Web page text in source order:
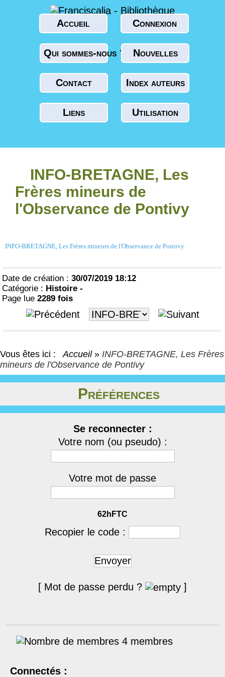
Accueil Connexion
Qui sommes-nous ? Nouvelles
Contact Index auteurs
Liens Utilisation
INFO-BRETAGNE, Les
Frères mineurs de
l'Observance de Pontivy
INFO-BRETAGNE, Les Frères mineurs de l'Observance de Pontivy
Date de création : 30/07/2019 18:12
Catégorie : Histoire -
Page lue 2289 fois
Vous êtes ici : Accueil » INFO-BRETAGNE, Les Frères
mineurs de l'Observance de Pontivy
Préférences
Se reconnecter :
Votre nom (ou pseudo) :
Votre mot de passe
62hFTC
Recopier le code :
Envoyer
[ Mot de passe perdu ? ]
4 membres
Connectés :